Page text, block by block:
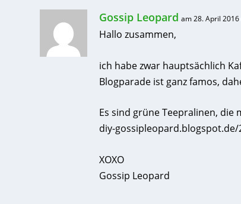
Gossip Leopard am 28. April
Hallo zusammen,
ich habe zwar hauptsächlich
Blogparade ist ganz famos,
Es sind grüne Teepralinen, die
diy-
XOXO
Gossip Leopard